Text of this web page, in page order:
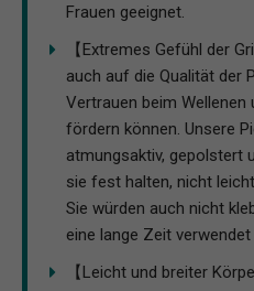
Frauen geeignet.
【Extremes Gefühl der
auch auf die Qualität der
Vertrauen beim Wellenen
fördern können. Unsere
atmungsaktiv, gepolstert
sie fest halten, nicht
Sie würden auch nicht
eine lange Zeit verwendet
【Leicht und breiter